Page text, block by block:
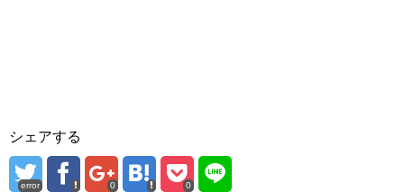
シェアする
error 0 0